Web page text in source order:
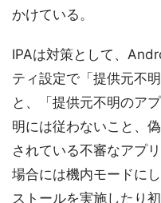
かけている。
IPAは対策として、
ティ設定で「提供元不
と、「提供元不明のア
明には従わないこと、
されている不審なアプ
場合には機内モードに
ストールを実施したり